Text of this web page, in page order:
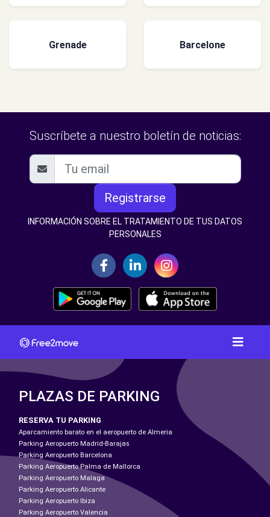
Grenade Barcelone
Suscríbete a nuestro boletín de noticias:
Registrarse
INFORMACIÓN SOBRE EL TRATAMIENTO DE TUS DATOS
PERSONALES
PLAZAS DE PARKING
RESERVA TU PARKING
Aparcamiento barato en el aeropuerto de Almeria
Parking Aeropuerto Madrid-Barajas
Parking Aeropuerto Barcelona
Parking Aeropuerto Palma de Mallorca
Parking Aeropuerto Malaga
Parking Aeropuerto Alicante
Parking Aeropuerto Ibiza
Parking Aeropuerto Valencia